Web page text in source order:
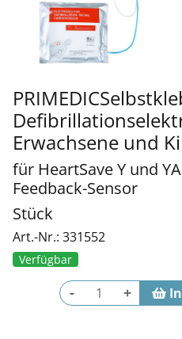
Erwachsene und
für HeartSave Y und
Feedback-Sensor
Stück
Art.-Nr.: 331552
Verfügbar
- +